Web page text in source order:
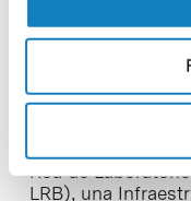
paramagnética
banda X (10 GHz)
modo continuo
criostato para
Además, el
Red de
LRB), una